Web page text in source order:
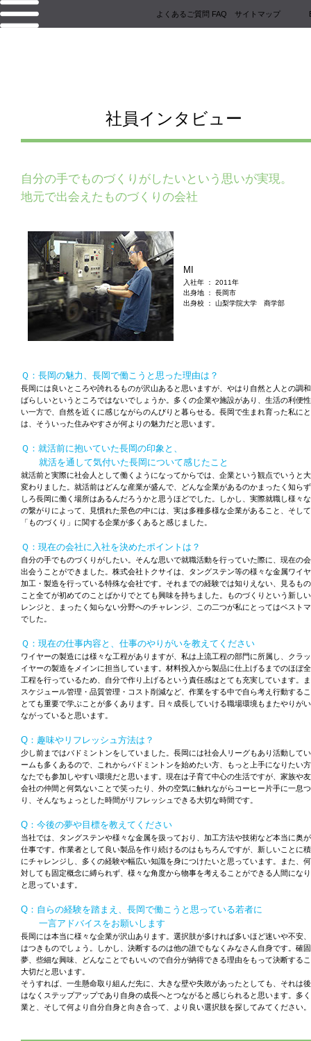
お問い合わせ
社員インタビュー
自分の手でものづくりがしたいという思いが実現。
地元で出会えたものづくりの会社
MI
入社年 ： 2011年
出身地 ： 長岡市
出身校 ： 山梨学院大学 商学部
Ｑ：長岡の魅力、長岡で働こうと思った理由は？
長岡には良いところや誇れるものが沢山あると思いますが、やはり自然と人との調
ばらしいというところではないでしょうか。多くの企業や施設があり、生活の利便
い一方で、自然を近くに感じながらのんびりと暮らせる。長岡で生まれ育った私に
は、そういった住みやすさが何よりの魅力だと思います。
Ｑ：就活前に抱いていた長岡の印象と、
就活を通して気付いた長岡について感じたこと
就活前と実際に社会人として働くようになってからでは、企業という観点でいうと
変わりました。就活前はどんな産業が盛んで、どんな企業があるのかまったく知ら
しろ長岡に働く場所はあるんだろうかと思うほどでした。しかし、実際就職し様々
の繋がりによって、見慣れた景色の中には、実は多種多様な企業があること、そし
「ものづくり」に関する企業が多くあると感じました。
Ｑ：現在の会社に入社を決めたポイントは？
自分の手でものづくりがしたい。そんな思いで就職活動を行っていた際に、現在の
出会うことができました。株式会社トクサイは、タングステン等の様々な金属ワイ
加工・製造を行っている特殊な会社です。それまでの経験では知りえない、見るも
こと全てが初めてのことばかりでとても興味を持ちました。ものづくりという新し
レンジと、まったく知らない分野へのチャレンジ、この二つが私にとってはベスト
でした。
Ｑ：現在の仕事内容と、仕事のやりがいを教えてください
ワイヤーの製造には様々な工程がありますが、私は上流工程の部門に所属し、クラ
イヤーの製造をメインに担当しています。材料投入から製品に仕上げるまでのほぼ
工程を行っているため、自分で作り上げるという責任感はとても充実しています。
スケジュール管理・品質管理・コスト削減など、作業をする中で自ら考え行動する
とても重要で学ぶことが多くあります。日々成長していける職場環境もまたやりが
ながっていると思います。
Q：趣味やリフレッシュ方法は？
少し前まではバドミントンをしていました。長岡には社会人リーグもあり活動して
ームも多くあるので、これからバドミントンを始めたい方、もっと上手になりたい
なたでも参加しやすい環境だと思います。現在は子育て中心の生活ですが、家族や
会社の仲間と何気ないことで笑ったり、外の空気に触れながらコーヒー片手に一息
り、そんなちょっとした時間がリフレッシュできる大切な時間です。
Q：今後の夢や目標を教えてください
当社では、タングステンや様々な金属を扱っており、加工方法や技術など本当に奥
仕事です。作業者として良い製品を作り続けるのはもちろんですが、新しいことに
にチャレンジし、多くの経験や幅広い知識を身につけたいと思っています。また、
対しても固定概念に縛られず、様々な角度から物事を考えることができる人間にな
と思っています。
Q：自らの経験を踏まえ、長岡で働こうと思っている若者に
一言アドバイスをお願いします
長岡には本当に様々な企業が沢山あります。選択肢が多ければ多いほど迷いや不安
はつきものでしょう。しかし、決断するのは他の誰でもなくみなさん自身です。確
夢、些細な興味、どんなことでもいいので自分が納得できる理由をもって決断する
大切だと思います。
そうすれば、一生懸命取り組んだ先に、大きな壁や失敗があったとしても、それは
はなくステップアップであり自身の成長へとつながると感じられると思います。多
業と、そして何より自分自身と向き合って、より良い選択肢を探してみてください。
よくあるご質問 FAQ サイトマップ